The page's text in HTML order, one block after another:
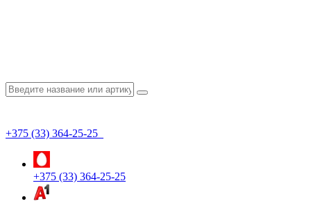
+375 (33) 364-25-25
+375 (33) 364-25-25